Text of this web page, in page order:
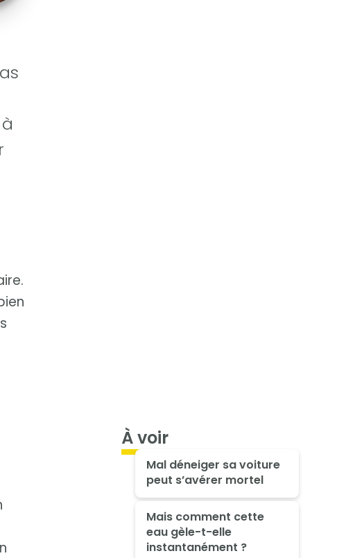
À voir
Mal déneiger sa voiture
peut s’avérer mortel
Mais comment cette
eau gèle-t-elle
instantanément ?